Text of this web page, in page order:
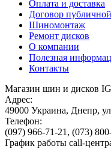
Оплата и доставка
Договор
Шиномонтаж
Ремонт дисков
О компании
Полезная
Контакты
Магазин шин и дисков
Адрес:
49000 Украина, Днепр,
Телефон:
(097) 966-71-21 , (073)
График работы call-